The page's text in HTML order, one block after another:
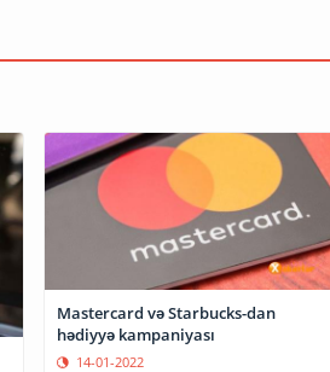
Mastercard və Starbucks-dan
hədiyyə kampaniyası
14-01-2022